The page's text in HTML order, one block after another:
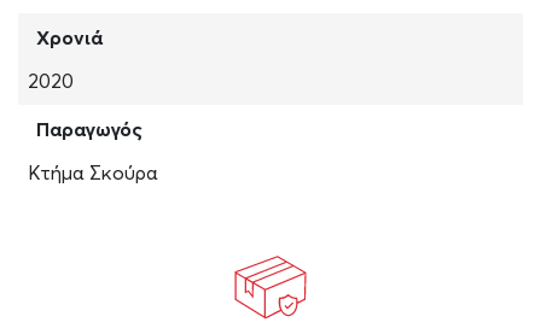
Χρονιά
2020
Παραγωγός
Κτήμα Σκούρα